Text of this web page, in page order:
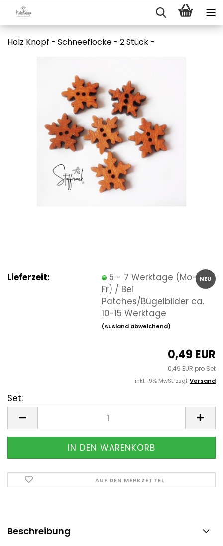
Holz Knopf - Schneeflocke - 2 Stück -
NEU
Lieferzeit:
5 - 7 Werktage (Mo-
Fr) / Bei
Patches/Bügelbilder ca.
10-15 Werktage
(Ausland abweichend)
0,49 EUR
0,49 EUR pro Set
inkl. 19% MwSt. zzgl.Versand
Set:
AUF DEN MERKZETTEL
Beschreibung